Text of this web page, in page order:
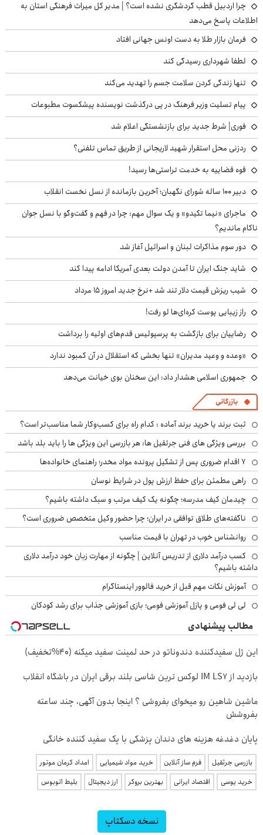
چرا اردبیل قطب گردشگری نشده است؟ | مدیر کل میراث فرهنگی استان به
اطلاعات پاسخ می‌دهد
فرمان بازار طلا به دست اونس جهانی افتاد
لطفا شهرداری رسیدگی کند
تنها زندگی کردن سلامت جسم را تهدید می‌کند
پیام تسلیت وزیر فرهنگ در پی درگذشت نویسنده پیشکسوت مطبوعات
فوری| شرط جدید برای بازنشستگی اعلام شد
ردزنی محل استقرار شهید لاریجانی از طریق تماس تلفنی؟
قوه قضاییه به خدمت تراستی‌ها رسید!
دبیر ۱۰۰ ساله شورای نگهبان؛ آخرین بازمانده از نسل نخست انقلاب
ماجرای «نیما تکیدو» و یک سوال مهم: چرا در فهم و گفت‌وگو با نسل جوان
ناکام ماندیم؟
دور سوم مذاکرات لبنان و اسرائیل آغاز شد
شاید جنگ ایران تا آمدن دولت بعدی آمریکا ادامه پیدا کند
شیب ریزش قیمت دلار تند شد +نرخ جدید امروز ۱۵ مرداد
راز زیبایی پوست کره‌ای‌ها لو رفت!
رضاییان برای بازگشت به پرسپولیس قدم‌های اولیه را برداشت
«وعده و وعید مدیران» تنها بخشی که استقلال در آن کمبود ندارد
جمهوری اسلامی هشدار داد: این سخنان بوی خیانت می‌دهد
بازرگانی
ثبت برند یا خرید برند آماده : کدام راه برای کسب‌وکار شما مناسب‌تر است؟
بررسی ویژگی های فنی جرثقیل ها: هر بازرسی این ویژگی ها را باید بلد باشد
۷ اقدام ضروری پس از تشکیل پرونده مواد مخدر؛ راهنمای خانواده‌ها
راهی مطمئن برای حفظ ارزش پول در شرایط نوسان
چیدمان کیف مدرسه؛ چگونه یک کیف مرتب و سبک داشته باشیم؟
ناگفته‌های طلاق توافقی در ایران؛ چرا حضور وکیل متخصص ضروری است؟
روانشناس خوب در تهران با قیمت مناسب
کسب درآمد دلاری از تدریس آنلاین | چگونه از مهارت زبان خود درآمد دلاری
داشته باشیم؟
آموزش نکات مهم قبل از خرید فالوور اینستاگرام
لی لی فومی و پازل آموزشی فومی؛ بازی آموزشی جذاب برای رشد کودکان
مطالب پیشنهادی
این ژل سفیدکننده دندوناتو در حد لمینت سفید میکنه (40%تخفیف)
بازدید از IM LS7 لوکس ترین شاسی بلند برقی ایران در باشگاه انقلاب
ماشین شاهین رو میخوای بفروشی ؟ اینجا بدون آگهی، چند ساعته
بفروشش
پایان دغدغه هزینه های دندان پزشکی با پک سفید کننده خانگی
بازرسی جرثقیل فرم ساز آنلاین خرید مواد شیمیایی
امداد کرمان موتور
خرید یوسی
اقتصاد ایرانی بهترین بروکر ارز دیجیتال بلیط اتوبوس
نسخه دسکتاپ